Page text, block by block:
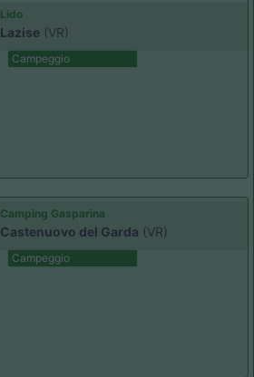
Lido
Lazise (VR)
Campeggio
Camping Gasparina
Castenuovo del Garda (VR)
Campeggio